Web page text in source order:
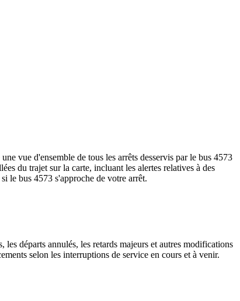
vue d'ensemble de tous les arrêts desservis par le bus 4573
du trajet sur la carte, incluant les alertes relatives à des
le bus 4573 s'approche de votre arrêt.
départs annulés, les retards majeurs et autres modifications
selon les interruptions de service en cours et à venir.